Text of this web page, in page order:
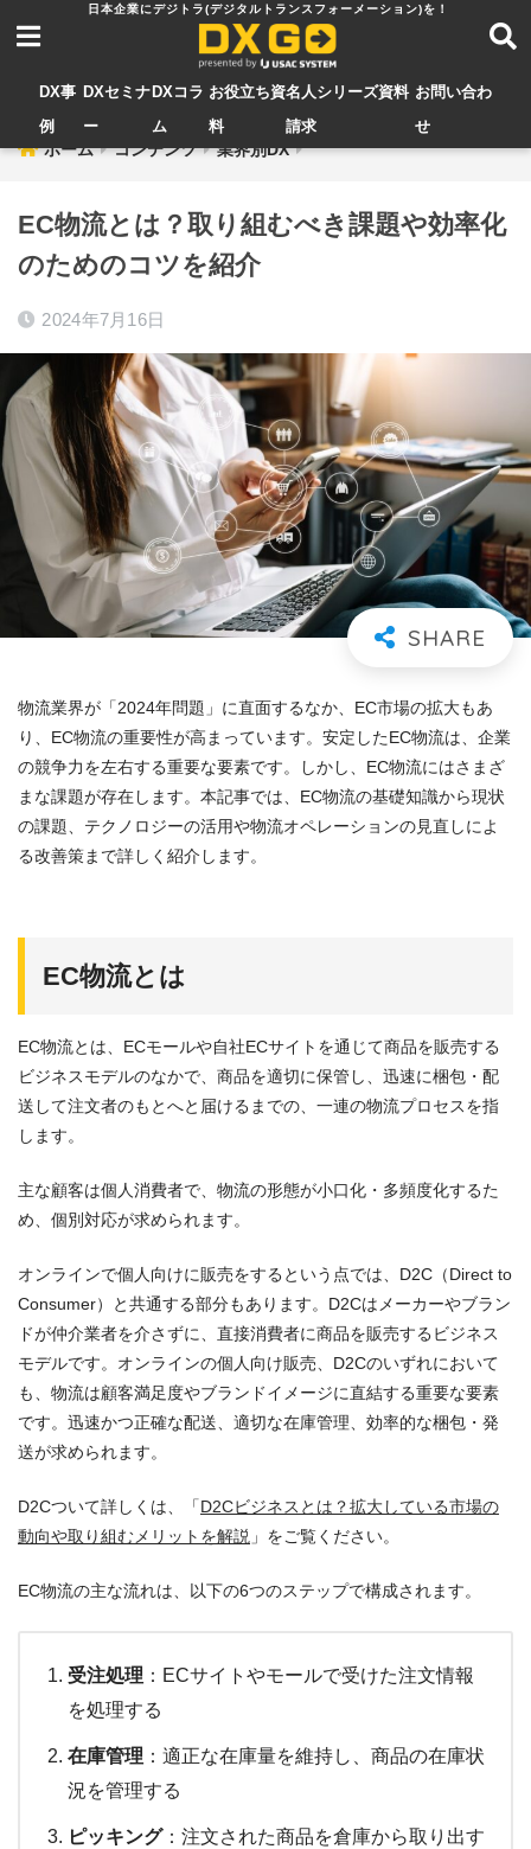
DX事
例
DXセミナ
ー
DXコラ
ム
お役立ち資
料
名人シリーズ資料
請求
お問い合わ
せ
ホーム コンテンツ 業界別DX
EC物流とは？取り組むべき課題や効率化
のためのコツを紹介
2024年7月16日
物流業界が「2024年問題」に直面するなか、EC市場の拡大もあ
り、EC物流の重要性が高まっています。安定したEC物流は、企業
の競争力を左右する重要な要素です。しかし、EC物流にはさまざ
まな課題が存在します。本記事では、EC物流の基礎知識から現状
の課題、テクノロジーの活用や物流オペレーションの見直しによ
る改善策まで詳しく紹介します。
EC物流とは
EC物流とは、ECモールや自社ECサイトを通じて商品を販売する
ビジネスモデルのなかで、商品を適切に保管し、迅速に梱包・配
送して注文者のもとへと届けるまでの、一連の物流プロセスを指
します。
主な顧客は個人消費者で、物流の形態が小口化・多頻度化するた
め、個別対応が求められます。
オンラインで個人向けに販売をするという点では、D2C（Direct to
Consumer）と共通する部分もあります。D2Cはメーカーやブラン
ドが仲介業者を介さずに、直接消費者に商品を販売するビジネス
モデルです。オンラインの個人向け販売、D2Cのいずれにおいて
も、物流は顧客満足度やブランドイメージに直結する重要な要素
です。迅速かつ正確な配送、適切な在庫管理、効率的な梱包・発
送が求められます。
D2Cついて詳しくは、「D2Cビジネスとは？拡大している市場の
動向や取り組むメリットを解説 」をご覧ください。
EC物流の主な流れは、以下の6つのステップで構成されます。
受注処理 ：ECサイトやモールで受けた注文情報
を処理する
在庫管理 ：適正な在庫量を維持し、商品の在庫状
況を管理する
ピッキング：注文された商品を倉庫から取り出す